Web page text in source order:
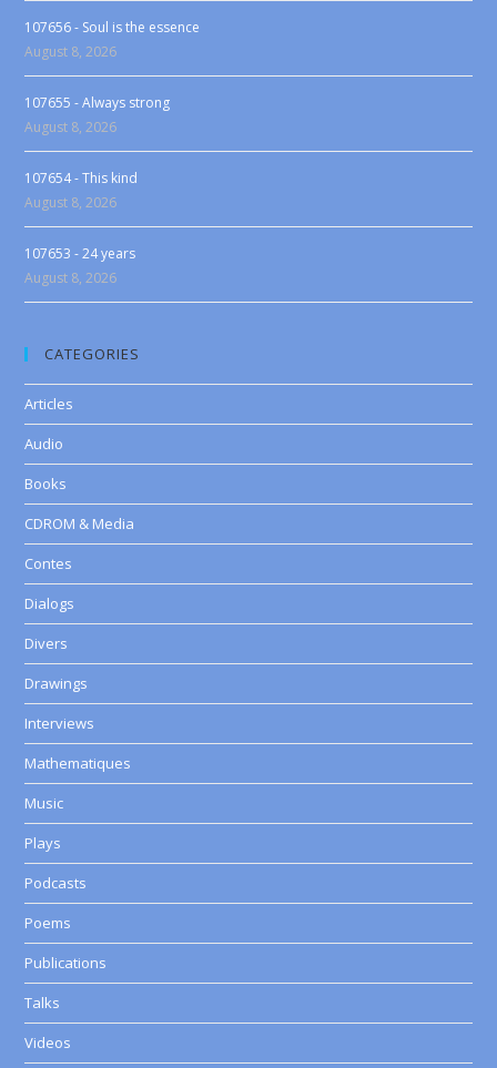
107656 - Soul is the essence
August 8, 2026
107655 - Always strong
August 8, 2026
107654 - This kind
August 8, 2026
107653 - 24 years
August 8, 2026
CATEGORIES
Articles
Audio
Books
CDROM & Media
Contes
Dialogs
Divers
Drawings
Interviews
Mathematiques
Music
Plays
Podcasts
Poems
Publications
Talks
Videos